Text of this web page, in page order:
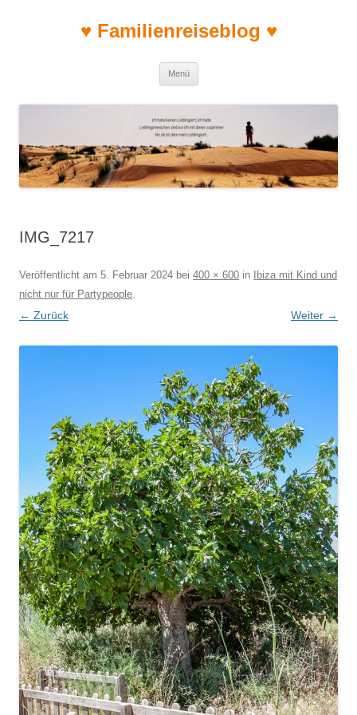
♥ Familienreiseblog ♥
Menü
IMG_7217
Veröffentlicht am 5. Februar 2024 bei 400 × 600 in
Ibiza mit Kind und
nicht nur für Partypeople.
← Zurück Weiter →